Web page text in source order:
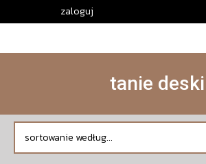
zaloguj
tanie deski